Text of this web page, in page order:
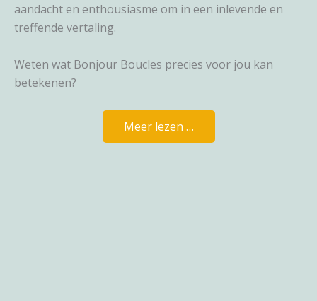
aandacht en enthousiasme om in een inlevende en
treffende vertaling.
Weten wat Bonjour Boucles precies voor jou kan
betekenen?
Meer lezen …